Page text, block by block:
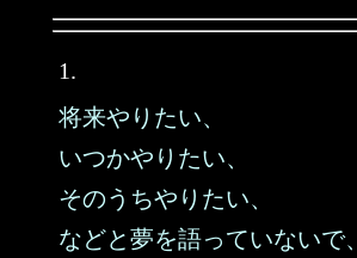
1.
将来やりたい、
いつかやりたい、
そのうちやりたい、
などと夢を語っていないで、